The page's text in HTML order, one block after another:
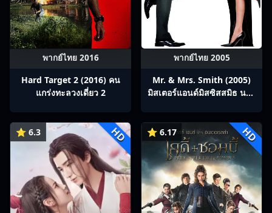
พากย์ไทย 2016
Hard Target 2 (2016) คน
แกร่งทะลวงเดี่ยว 2
พากย์ไทย 2005
Mr. & Mrs. Smith (2005)
มิสเตอร์แอนด์มิสซิสสมิธ นาย
⭐ 6.3 HD ⭐ 6.17 HD